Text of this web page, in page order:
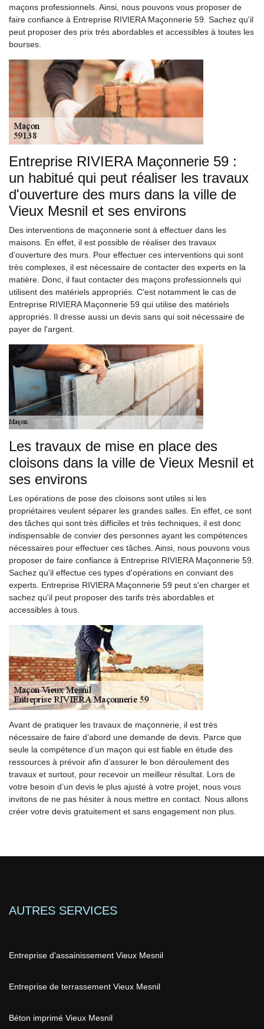
maçons professionnels. Ainsi, nous pouvons vous proposer de
faire confiance à Entreprise RIVIERA Maçonnerie 59. Sachez qu'il
peut proposer des prix très abordables et accessibles à toutes les
bourses.
Entreprise RIVIERA Maçonnerie 59 :
un habitué qui peut réaliser les travaux
d'ouverture des murs dans la ville de
Vieux Mesnil et ses environs
Des interventions de maçonnerie sont à effectuer dans les
maisons. En effet, il est possible de réaliser des travaux
d'ouverture des murs. Pour effectuer ces interventions qui sont
très complexes, il est nécessaire de contacter des experts en la
matière. Donc, il faut contacter des maçons professionnels qui
utilisent des matériels appropriés. C'est notamment le cas de
Entreprise RIVIERA Maçonnerie 59 qui utilise des matériels
appropriés. Il dresse aussi un devis sans qui soit nécessaire de
payer de l'argent.
Les travaux de mise en place des
cloisons dans la ville de Vieux Mesnil et
ses environs
Les opérations de pose des cloisons sont utiles si les
propriétaires veulent séparer les grandes salles. En effet, ce sont
des tâches qui sont très difficiles et très techniques, il est donc
indispensable de convier des personnes ayant les compétences
nécessaires pour effectuer ces tâches. Ainsi, nous pouvons vous
proposer de faire confiance à Entreprise RIVIERA Maçonnerie 59.
Sachez qu'il effectue ces types d'opérations en conviant des
experts. Entreprise RIVIERA Maçonnerie 59 peut s'en charger et
sachez qu'il peut proposer des tarifs très abordables et
accessibles à tous.
Avant de pratiquer les travaux de maçonnerie, il est très
nécessaire de faire d’abord une demande de devis. Parce que
seule la compétence d’un maçon qui est fiable en étude des
ressources à prévoir afin d’assurer le bon déroulement des
travaux et surtout, pour recevoir un meilleur résultat. Lors de
votre besoin d’un devis le plus ajusté à votre projet, nous vous
invitons de ne pas hésiter à nous mettre en contact. Nous allons
créer votre devis gratuitement et sans engagement non plus.
AUTRES SERVICES
Entreprise d'assainissement Vieux Mesnil
Entreprise de terrassement Vieux Mesnil
Béton imprimé Vieux Mesnil